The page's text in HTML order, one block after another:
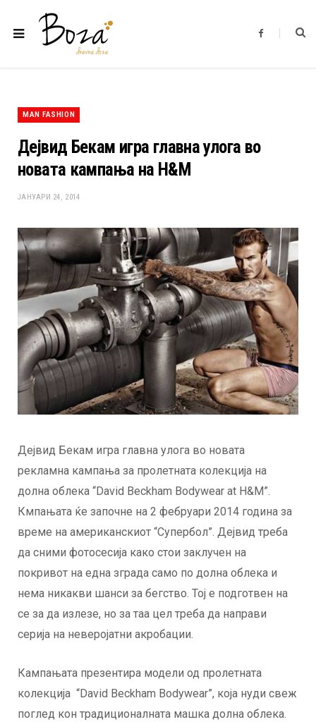
F
b
MAN FASHION
Дејвид Бекам игра главна улога во
новата кампања на H&M
ЈАНУАРИ 24, 2014
Дејвид Бекам игра главна улога во новата
рекламна кампања за пролетната колекција на
долна облека “David Beckham Bodywear at H&M”.
Кмпањата ќе започне на 2 фебруари 2014 година за
време на американскиот “Супербол”. Дејвид треба
да сними фотосесија како стои заклучен на
покривот на една зграда само по долна облека и
нема никакви шанси за бегство. Тој е подготвен на
се за да излезе, но за таа цел треба да направи
серија на неверојатни акробации.
Кампањата презентира модели од пролетната
колекција “David Beckham Bodywear”, која нуди свеж
поглед кон традиционалната машка долна облека.